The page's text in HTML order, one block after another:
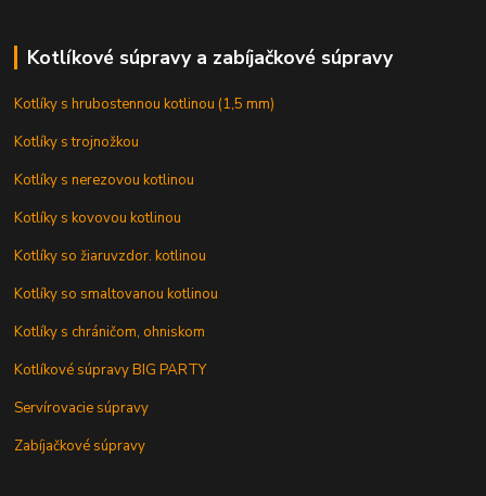
Kotlíkové súpravy a zabíjačkové súpravy
Kotlíky s hrubostennou kotlinou (1,5 mm)
Kotlíky s trojnožkou
Kotlíky s nerezovou kotlinou
Kotlíky s kovovou kotlinou
Kotlíky so žiaruvzdor. kotlinou
Kotlíky so smaltovanou kotlinou
Kotlíky s chráničom, ohniskom
Kotlíkové súpravy BIG PARTY
Servírovacie súpravy
Zabíjačkové súpravy